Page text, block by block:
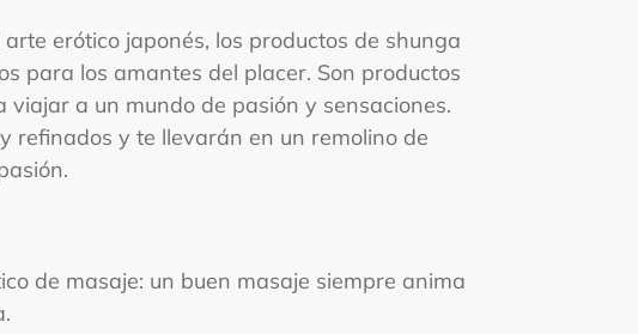
erótico japonés, los productos de shunga
para los amantes del placer. Son productos
viajar a un mundo de pasión y sensaciones.
refinados y te llevarán en un remolino de
de masaje: un buen masaje siempre anima